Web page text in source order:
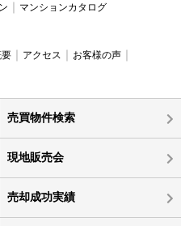
マンションカタログ
アクセス
お客様の声
売買物件検索
現地販売会
売却成功実績